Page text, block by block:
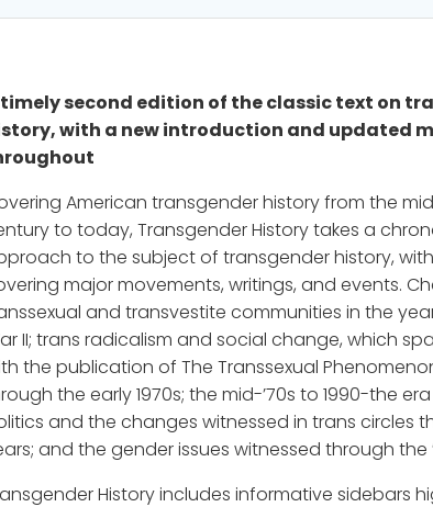
second edition of the classic text on
with a new introduction and updated
American transgender history from the
to today, Transgender History takes a
to the subject of transgender history,
major movements, writings, and events.
and transvestite communities in the
II; trans radicalism and social change, which
the publication of The Transsexual
the early 1970s; the mid-’70s to 1990-the
and the changes witnessed in trans circles
and the gender issues witnessed through the
History includes informative sidebars